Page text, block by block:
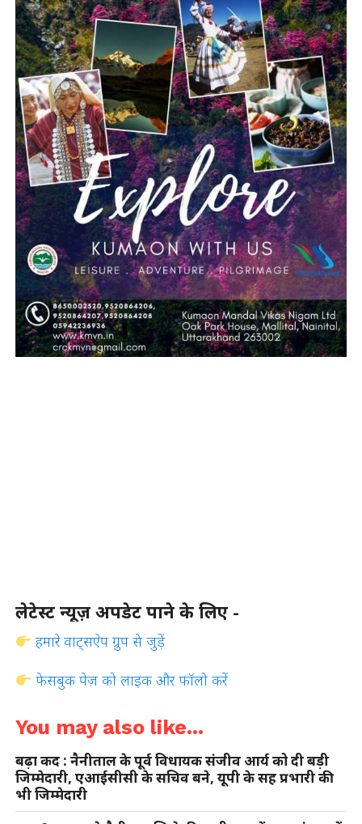
लेटेस्ट न्यूज़ अपडेट पाने के लिए -
हमारे वाट्सऐप ग्रुप से जुड़ें
फेसबुक पेज़ को लाइक और फॉलो करें
You may also like...
बढ़ा कद : नैनीताल के पूर्व विधायक संजीव आर्य को दी बड़ी
जिम्मेदारी, एआईसीसी के सचिव बने, यूपी के सह प्रभारी की
भी जिम्मेदारी